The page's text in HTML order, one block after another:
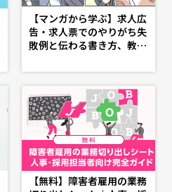
【マンガから学ぶ】求人広
告・求人票でのやりがち失
敗例と伝わる書き方、教え
【無料】障害者雇用の業務